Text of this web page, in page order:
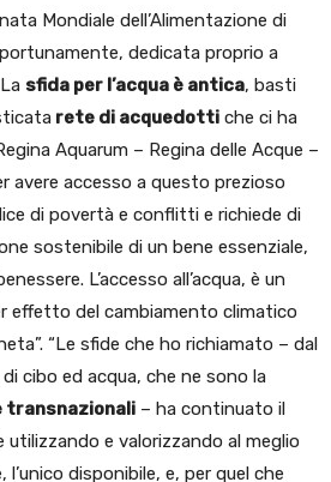
Mondiale dell’Alimentazione di
dedicata proprio a
sfida per l’acqua è antica, basti
rete di acquedotti che ci ha
Aquarum – Regina delle Acque –
avere accesso a questo prezioso
di povertà e conflitti e richiede di
sostenibile di un bene essenziale,
L’accesso all’acqua, è un
effetto del cambiamento climatico
“Le sfide che ho richiamato – dal
cibo ed acqua, che ne sono la
– ha continuato il
utilizzando e valorizzando al meglio
disponibile, e, per quel che